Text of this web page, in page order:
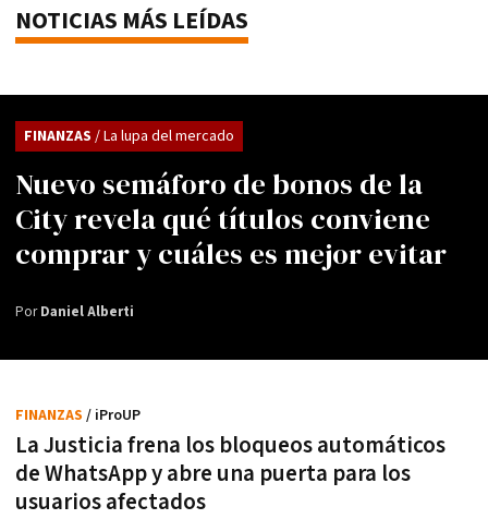
NOTICIAS MÁS LEÍDAS
Nuevo semáforo de bonos de la
City revela qué títulos conviene
comprar y cuáles es mejor evitar
FINANZAS / La lupa del mercado
PorDaniel Alberti
La Justicia frena los bloqueos automáticos
de WhatsApp y abre una puerta para los
usuarios afectados
FINANZAS / iProUP